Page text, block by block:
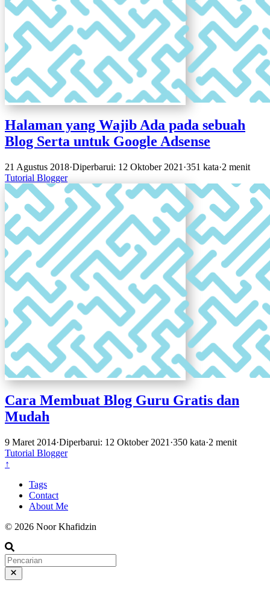
Halaman yang Wajib Ada pada sebuah
Blog Serta untuk Google Adsense
21 Agustus 2018·Diperbarui: 12 Oktober 2021 ·351 kata·2 menit
Tutorial Blogger
Cara Membuat Blog Guru Gratis dan
Mudah
9 Maret 2014·Diperbarui: 12 Oktober 2021 ·350 kata·2 menit
Tutorial Blogger
↑
Tags
Contact
About Me
© 2026 Noor Khafidzin